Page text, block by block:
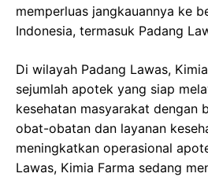
memperluas jangkauannya ke
Indonesia, termasuk Padang
Di wilayah Padang Lawas,
sejumlah apotek yang siap
kesehatan masyarakat dengan
obat-obatan dan layanan
meningkatkan operasional
Lawas, Kimia Farma sedang